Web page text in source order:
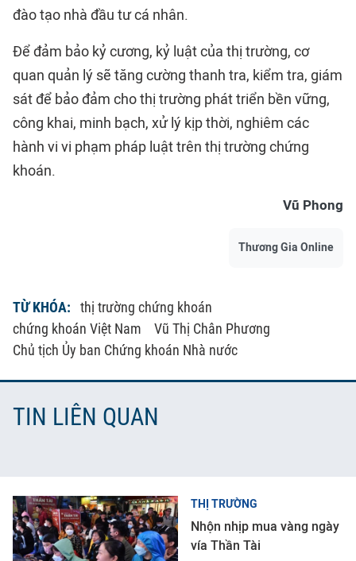
đào tạo nhà đầu tư cá nhân.
Để đảm bảo kỷ cương, kỷ luật của thị trường, cơ
quan quản lý sẽ tăng cường thanh tra, kiểm tra, giám
sát để bảo đảm cho thị trường phát triển bền vững,
công khai, minh bạch, xử lý kịp thời, nghiêm các
hành vi vi phạm pháp luật trên thị trường chứng
khoán.
Vũ Phong
Thương Gia Online
TỪ KHÓA:
thị trường chứng khoán
chứng khoán Việt Nam
Vũ Thị Chân Phương
Chủ tịch Ủy ban Chứng khoán Nhà nước
TIN LIÊN QUAN
THỊ TRƯỜNG
Nhộn nhịp mua vàng ngày
vía Thần Tài